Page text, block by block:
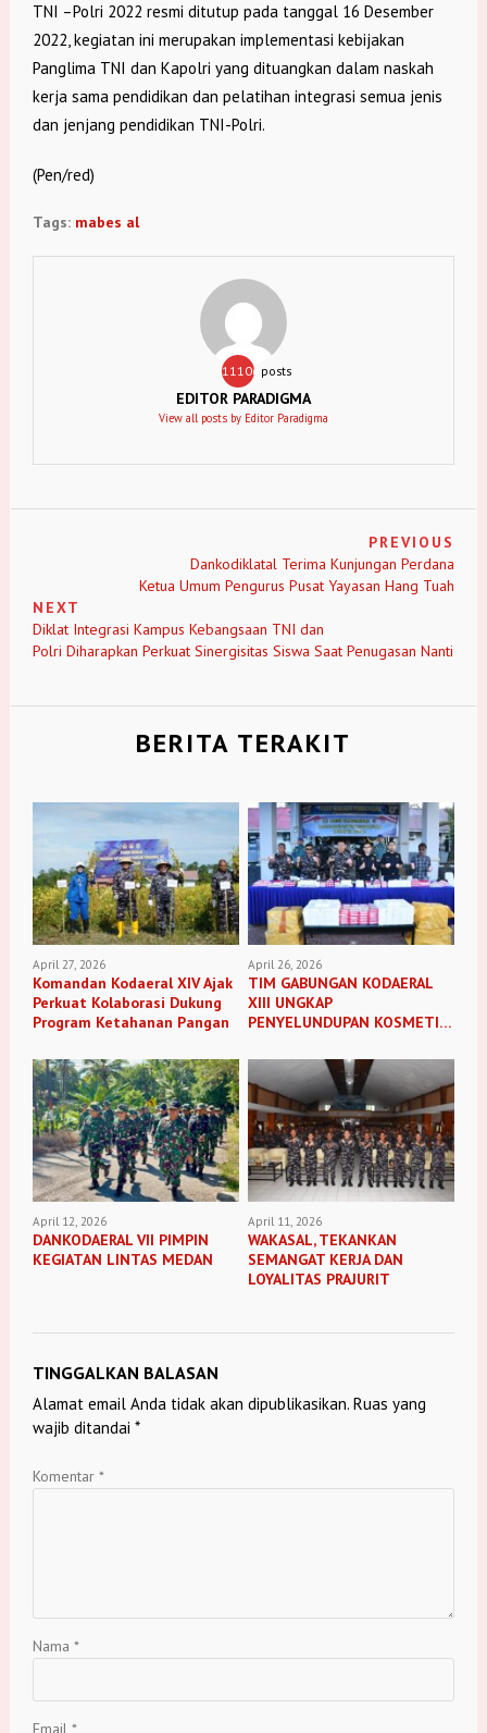
TNI –Polri 2022 resmi ditutup pada tanggal 16 Desember
2022, kegiatan ini merupakan implementasi kebijakan
Panglima TNI dan Kapolri yang dituangkan dalam naskah
kerja sama pendidikan dan pelatihan integrasi semua jenis
dan jenjang pendidikan TNI-Polri.
(Pen/red)
Tags: mabes al
11106 posts
EDITOR PARADIGMA
View all posts by Editor Paradigma
PREVIOUS
Dankodiklatal Terima Kunjungan Perdana
Ketua Umum Pengurus Pusat Yayasan Hang Tuah
NEXT
Diklat Integrasi Kampus Kebangsaan TNI dan
Polri Diharapkan Perkuat Sinergisitas Siswa Saat Penugasan Nanti
BERITA TERAKIT
April 27, 2026
Komandan Kodaeral XIV Ajak
Perkuat Kolaborasi Dukung
Program Ketahanan Pangan
April 26, 2026
TIM GABUNGAN KODAERAL
XIII UNGKAP
PENYELUNDUPAN KOSMETIK
April 12, 2026
DANKODAERAL VII PIMPIN
KEGIATAN LINTAS MEDAN
April 11, 2026
WAKASAL, TEKANKAN
SEMANGAT KERJA DAN
LOYALITAS PRAJURIT
TINGGALKAN BALASAN
Alamat email Anda tidak akan dipublikasikan. Ruas yang
wajib ditandai *
Komentar *
Nama *
Email *